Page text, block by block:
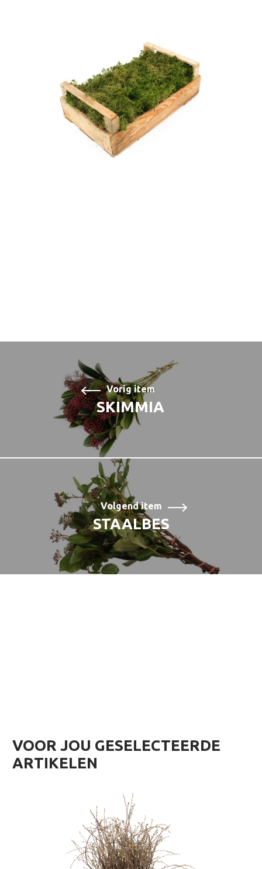
Vorig item
SKIMMIA
Volgend item
STAALBES
VOOR JOU GESELECTEERDE
ARTIKELEN